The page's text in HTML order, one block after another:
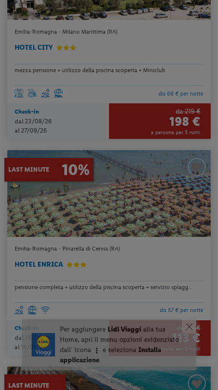
Emilia-Romagna - Milano Marittima (RA)
HOTEL CITY
mezza pensione + utilizzo della piscina scoperta + Miniclub
da 66 € per notte
Check-in
dal 23/08/26
al 27/09/26
da 219 €
198 €
a persona per 3 notti
LAST MINUTE 10%
Emilia-Romagna - Pinarella di Cervia (RA)
HOTEL ENRICA
pensione completa + utilizzo della piscina scoperta + servizio spiagg...
da 57 € per notte
Check-in
dal 26/08/26
al 16/09/26
da 125 €
113 €
a persona per 2 notti
LAST MINUTE